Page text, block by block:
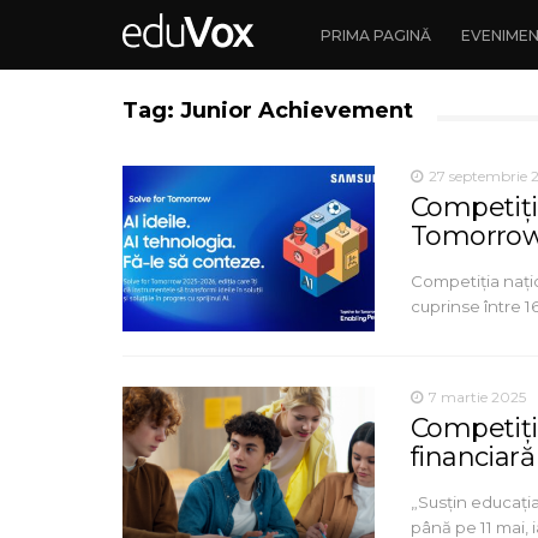
PRIMA PAGINĂ
Tag: Junior Achievement
27 septembrie
Competiția
cuprinse între
7 martie 2025
„Susțin
până pe 11